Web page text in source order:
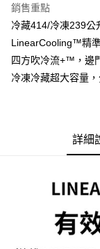
宅配
每筆NT$100，滿
貨到付現給宅配司
銷售重點
冷藏414/冷凍239公
LinearCooling™精
四方吹冷流+™，邊
冷凍冷藏超大容量
詳細